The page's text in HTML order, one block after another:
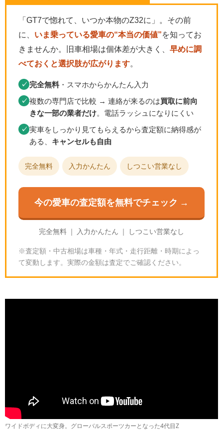
「GT7で惚れて、いつか本物のZ32に」。その前
に、 いま乗っている愛車の“本当の価値”を知ってお
きませんか。旧車相場は個体差が大きく、 早めに調
べておくと選択肢が広がります。
✓ 完全無料 ・スマホからかんたん入力
✓ 複数の専門店で比較 → 連絡が来るのは買取に前向
きな一部の業者だけ。電話ラッシュになりにくい
✓ 実車をしっかり見てもらえるから査定額に納得感が
ある、 キャンセルも自由
完全無料 入力かんたん しつこい営業なし
今の愛車の査定額を無料でチェック →
完全無料 ｜ 入力かんたん ｜ しつこい営業なし
※査定額・中古相場は車種・年式・走行距離・時期によっ
て変動します。実際の金額は査定でご確認ください。
グランツーリスモ7のZ32｜スペックと入手方法
ワイドボディに大変身。グローバルスポーツカーとなった4代目Z